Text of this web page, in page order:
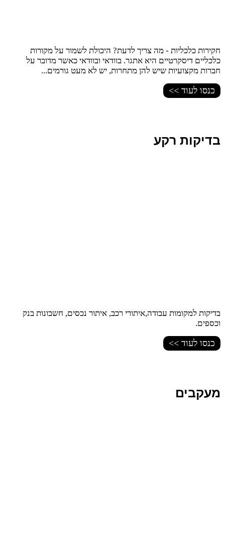
חקירות כלכליות - מה צריך לדעת? היכולת לשמור על מקורות
כלכליים דיסקרטיים היא אתגר. בוודאי ובוודאי כאשר מדובר על
חברות מקצועיות שיש להן מתחרות, יש לא מעט גורמים...
כנסו לעוד >>
בדיקות רקע
בדיקות למקומות עבודה,איתורי רכב, איתור נכסים, חשבונות בנק
וכספים.
כנסו לעוד >>
מעקבים